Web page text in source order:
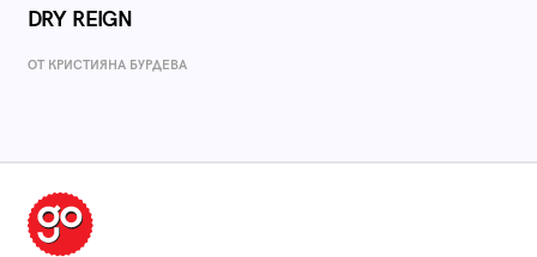
DRY REIGN
ОТ КРИСТИЯНА БУРДЕВА